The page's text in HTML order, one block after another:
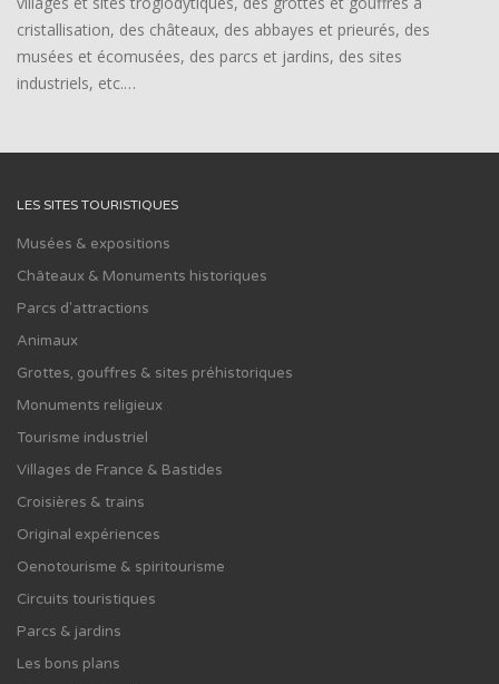
cristallisation, des châteaux, des abbayes et prieurés, des
musées et écomusées, des parcs et jardins, des sites
industriels, etc.…
LES SITES TOURISTIQUES
Musées & expositions
Châteaux & Monuments historiques
Parcs d'attractions
Animaux
Grottes, gouffres & sites préhistoriques
Monuments religieux
Tourisme industriel
Villages de France & Bastides
Croisières & trains
Original expériences
Oenotourisme & spiritourisme
Circuits touristiques
Parcs & jardins
Les bons plans